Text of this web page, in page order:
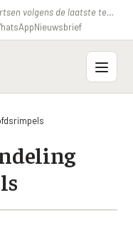
1 van de 10 beste cosmetische artsen volgens de laatste test van de consumentenbond.
Nieuwsbrief